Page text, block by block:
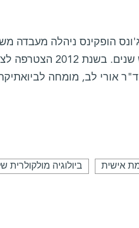
הופקינס ניהלה מעבדה
הגנום האנושי בבתסדה
אורי לב, מומחה לביואתיקה.
ביולוגיה מולקולרית אישית